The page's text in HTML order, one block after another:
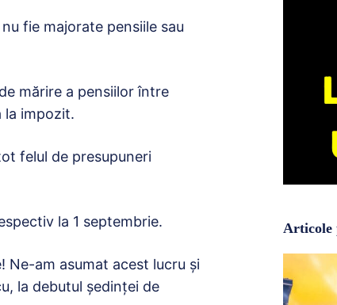
fie majorate pensiile sau
mărire a pensiilor între
la impozit.
felul de presupuneri
la 1 septembrie.
Ne-am asumat acest lucru și
la debutul ședinței de
Articole